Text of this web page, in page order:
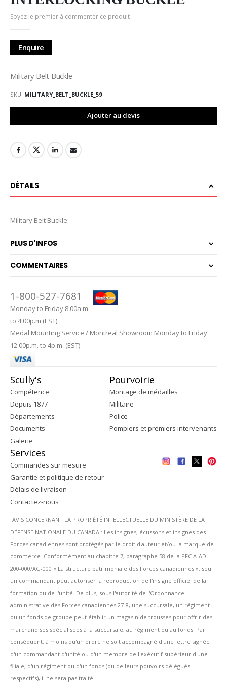
Galerie
d’images
Soyez le premier à commenter ce produit
Enquire
Military Belt Buckle
SKU MILITARY_BELT_BUCKLE_59
Ajouter au devis
DÉTAILS
Military Belt Buckle
PLUS D'INFOS
COMMENTAIRES
1-800-527-7681
Monday to Friday 8:00a.m
to 4:00p.m (EST)
Medal Mounting Service / Montreal Showroom Monday to Friday
12:00p.m. to 4p.m. (EST)
Scully's
Compétence
Depuis 1877
Départements
Documents
Galerie
Pourvoirie
Montage de médailles
Militaire
Police
Pompiers et premiers intervenants
Services
Commandes sur mesure
Garantie et politique de retour
Délais de livraison
Contactez-nous
''AVIS CONCERNANT LA PROPRIÉTÉ INTELLECTUELLE DU MINISTÈRE DE LA
DÉFENSE NATIONALE DU CANADA : Les insignes, écussons et insignes des
Forces canadiennes sont protégés par le droit d'auteur et/ou la marque de
commerce. Conformément au chapitre 7, paragraphe 58 de la PFC A-AD-
200-000/AG-000 « La structure patrimoniale des Forces canadiennes », seul
un commandant peut autoriser la reproduction de l'insigne officiel de la
formation ou de l'unité. De plus, sous l'autorité de l'Ordonnance
administrative des Forces canadiennes 27-8, une succursale, un régiment
ou un fonds de groupe peut établir un magasin de trousses pour offrir des
marchandises spécialisées à la succursale, au régiment ou au fonds. Par
conséquent, à moins qu'un ordre ne soit accompagné d'une lettre signée
d'un commandant d'unité ou d'un membre de l'exécutif supérieur d'une
filiale, d'un régiment ou d'un fonds (ou de leurs pouvoirs délégués
respectifs), il ne sera pas traité. ''